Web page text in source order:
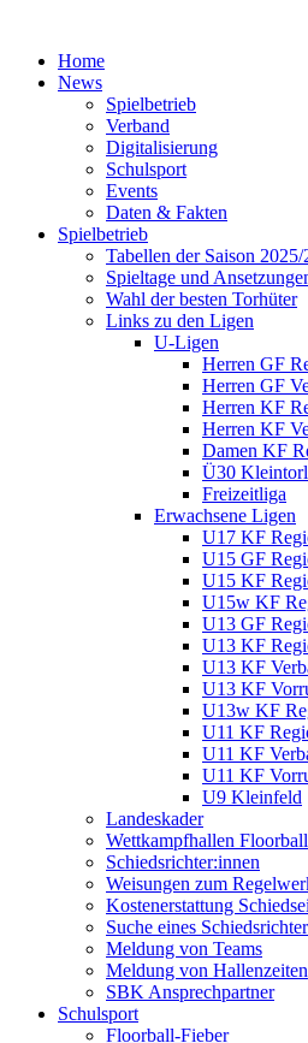
Home
News
Spielbetrieb
Verband
Digitalisierung
Schulsport
Events
Daten & Fakten
Spielbetrieb
Tabellen der Saison 2025/
Spieltage und
Wahl der besten Torhüter
Links zu den Ligen
U-Ligen
Herren GF
Herren GF
Herren KF
Herren KF
Damen KF
Ü30
Freizeitliga
Erwachsene Ligen
U17 KF
U15 GF
U15 KF
U15w KF
U13 GF
U13 KF
U13 KF
U13 KF
U13w KF
U11 KF
U11 KF
U11 KF
U9 Kleinfeld
Landeskader
Wettkampfhallen
Schiedsrichter:innen
Weisungen zum
Kostenerstattung
Suche eines
Meldung von Teams
Meldung von Hallenzeiten
SBK Ansprechpartner
Schulsport
Floorball-Fieber